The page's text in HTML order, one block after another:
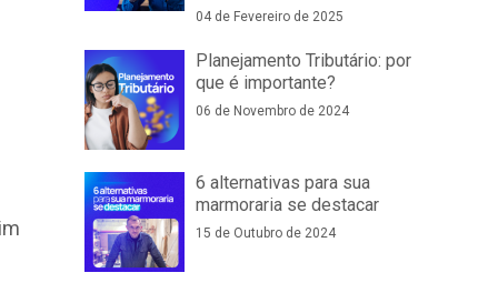
04 de Fevereiro de 2025
Planejamento Tributário: por
que é importante?
06 de Novembro de 2024
6 alternativas para sua
marmoraria se destacar
15 de Outubro de 2024